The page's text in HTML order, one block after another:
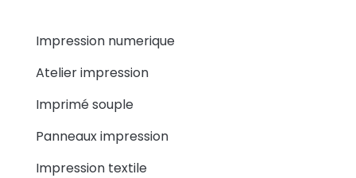
Impression numerique
Atelier impression
Imprimé souple
Panneaux impression
Impression textile